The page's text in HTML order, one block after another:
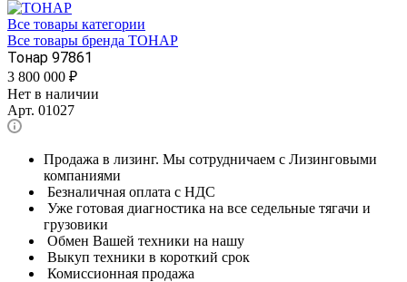
Все товары категории
Все товары бренда ТОНАР
Тонар 97861
3 800 000 ₽
Нет в наличии
Арт. 01027
Продажа в лизинг. Мы сотрудничаем с Лизинговыми
компаниями
Безналичная оплата с НДС
Уже готовая диагностика на все седельные тягачи и
грузовики
Обмен Вашей техники на нашу
Выкуп техники в короткий срок
Комиссионная продажа